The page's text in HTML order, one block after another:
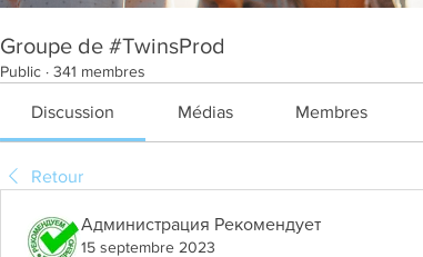
Groupe de #TwinsProd
Public · 341 membres
Discussion Médias Membres
Retour
Администрация Рекомендует
15 septembre 2023